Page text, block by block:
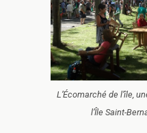
L’Écomarché de l’île,
l’Île Saint-